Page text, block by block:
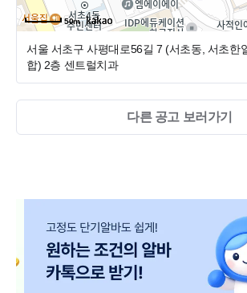
50m
서울 서초구 사평대로56길 7 (서초동, 서초한
합) 2층 센트럴치과
다른 공고 보러가기